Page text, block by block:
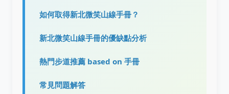
如何取得新北微笑山線手冊？
新北微笑山線手冊的優缺點分析
熱門步道推薦 based on 手冊
常見問題解答